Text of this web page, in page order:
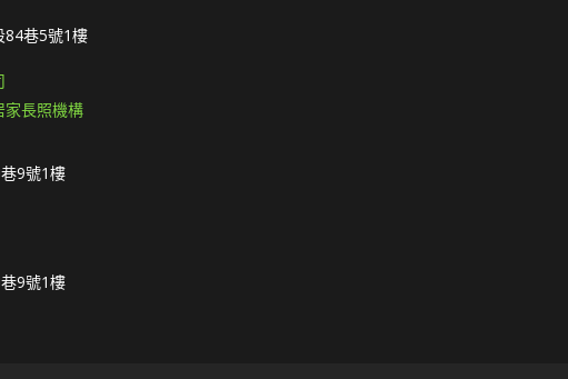
84巷5號1樓
家長照機構
9號1樓
9號1樓